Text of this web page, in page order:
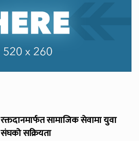
रक्तदानमार्फत सामाजिक सेवामा युवा
संघको सक्रियता